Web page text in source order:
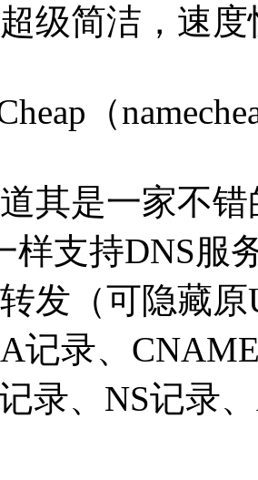
级简洁，速
（
其是一家不
样支持DNS服
发（可隐藏
记录、
录、NS记录